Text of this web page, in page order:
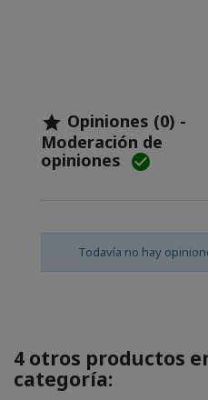
 Opiniones (0) -
Moderación de
opiniones 
Todavía no hay
4 otros productos
categoría: